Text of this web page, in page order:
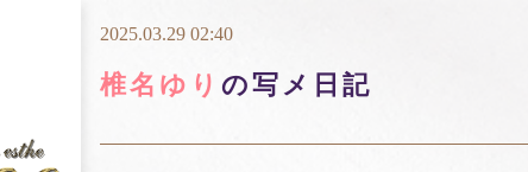
2025.03.29 02:40
椎名ゆり の写メ日記